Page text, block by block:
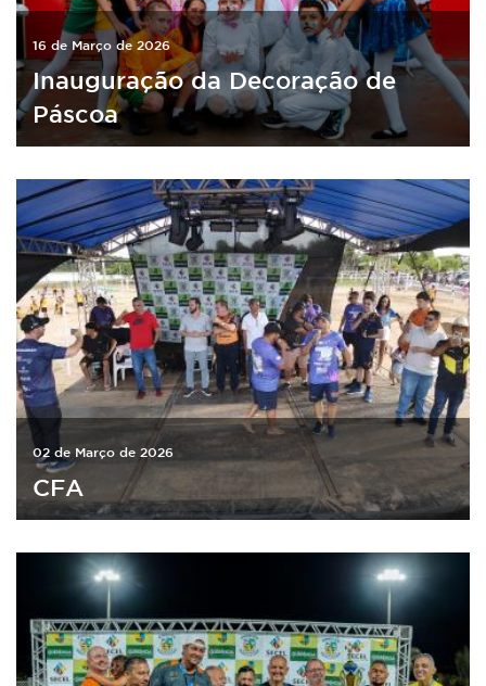
16 de Março de 2026
Inauguração da Decoração de
Páscoa
02 de Março de 2026
CFA